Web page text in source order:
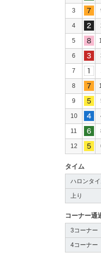
3
4
5
6
7
8
9
10
11
12
タイム
ハロンタ
上り
コーナー通
3コーナー
4コーナー